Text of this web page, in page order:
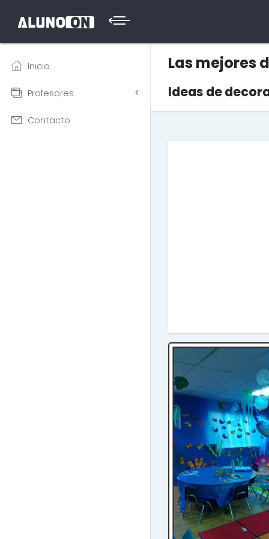
Inicio
Profesores
Contacto
Las mejores
Ideas de